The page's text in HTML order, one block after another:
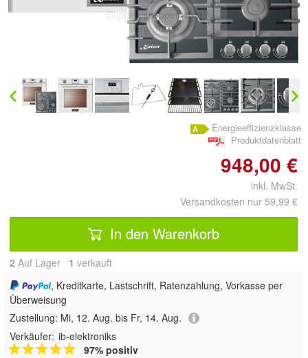
Doppelt antippen zum
vergrößern
Energieeffizienzklasse
Produktdatenblatt
948,00 €
inkl. MwSt.
Versandkosten nur 59,99 €
In den Warenkorb
2 Auf Lager 1 verkauft
, Kreditkarte, Lastschrift, Ratenzahlung, Vorkasse per
Überweisung
Zustellung: Mi, 12. Aug. bis Fr, 14. Aug.
Verkäufer: ib-elektroniks
97% positiv